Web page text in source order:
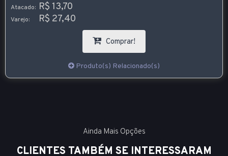
Atacado: R$ 13,70
Varejo: R$ 27,40
Comprar!
Produto(s) Relacionado(s)
Ainda Mais Opções
CLIENTES TAMBÉM SE INTERESSARAM